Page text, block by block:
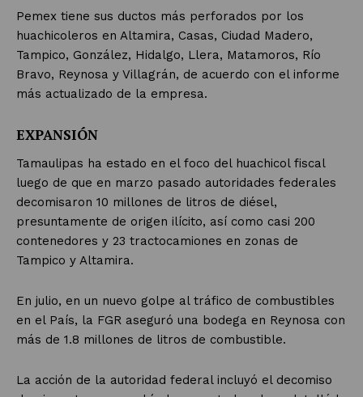
Pemex tiene sus ductos más perforados por los
huachicoleros en Altamira, Casas, Ciudad Madero,
Tampico, González, Hidalgo, Llera, Matamoros, Río
Bravo, Reynosa y Villagrán, de acuerdo con el informe
más actualizado de la empresa.
EXPANSIÓN
Tamaulipas ha estado en el foco del huachicol fiscal
luego de que en marzo pasado autoridades federales
decomisaron 10 millones de litros de diésel,
presuntamente de origen ilícito, así como casi 200
contenedores y 23 tractocamiones en zonas de
Tampico y Altamira.
En julio, en un nuevo golpe al tráfico de combustibles
en el País, la FGR aseguró una bodega en Reynosa con
más de 1.8 millones de litros de combustible.
La acción de la autoridad federal incluyó el decomiso